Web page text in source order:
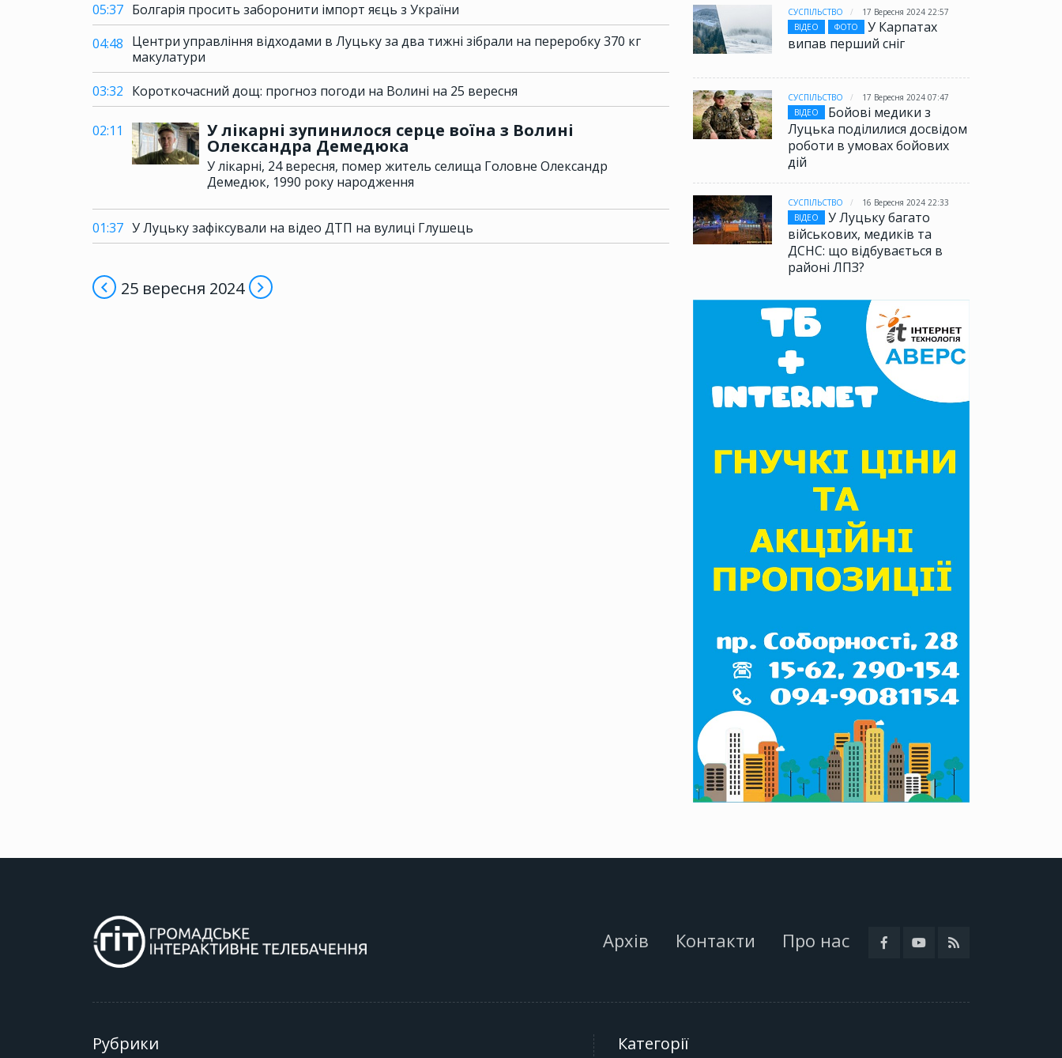
СУСПІЛЬСТВО
17 Вересня 2024 22:57
ВІДЕО
ФОТО
У Карпатах
випав перший сніг
СУСПІЛЬСТВО
17 Вересня 2024 07:47
ВІДЕО
Бойові медики з
Луцька поділилися досвідом
роботи в умовах бойових
дій
СУСПІЛЬСТВО
16 Вересня 2024 22:33
ВІДЕО
У Луцьку багато
військових, медиків та
ДСНС: що відбувається в
районі ЛПЗ?
05:37 Болгарія просить заборонити імпорт яєць з України
04:48 Центри управління відходами в Луцьку за два тижні зібрали на переробку 370 кг
макулатури
03:32 Короткочасний дощ: прогноз погоди на Волині на 25 вересня
02:11 У лікарні зупинилося серце воїна з Волині
Олександра Демедюка
У лікарні, 24 вересня, помер житель селища Головне Олександр
Демедюк, 1990 року народження
01:37 У Луцьку зафіксували на відео ДТП на вулиці Глушець
25 вересня 2024
Архів Контакти Про нас
Рубрики Категорії